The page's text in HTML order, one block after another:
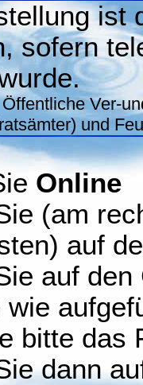
ist
sofern
Ver-
und
Online
(am
auf
auf
wie
bitte das
dann